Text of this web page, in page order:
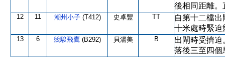
後相同距離。
12 11 潮州小子 (T412) 史卓豐 TT
自第十二檔
十米處時緊迫
13 6 競駿飛鷹 (B292) 貝湯美 B
出閘時受擠
落後三至四個